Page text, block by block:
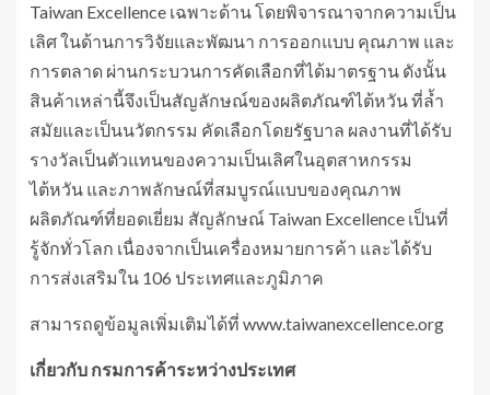
Taiwan Excellence เฉพาะด้าน โดยพิจารณาจากความเป็น
เลิศ ในด้านการวิจัยและพัฒนา การออกแบบ คุณภาพ และ
การตลาด ผ่านกระบวนการคัดเลือกที่ได้มาตรฐาน ดังนั้น
สินค้าเหล่านี้จึงเป็นสัญลักษณ์ของผลิตภัณฑ์ไต้หวัน ที่ล้ำ
สมัยและเป็นนวัตกรรม คัดเลือกโดยรัฐบาล ผลงานที่ได้รับ
รางวัลเป็นตัวแทนของความเป็นเลิศในอุตสาหกรรม
ไต้หวัน และภาพลักษณ์ที่สมบูรณ์แบบของคุณภาพ
ผลิตภัณฑ์ที่ยอดเยี่ยม สัญลักษณ์ Taiwan Excellence เป็นที่
รู้จักทั่วโลก เนื่องจากเป็นเครื่องหมายการค้า และได้รับ
การส่งเสริมใน 106 ประเทศและภูมิภาค
สามารถดูข้อมูลเพิ่มเติมได้ที่ www.taiwanexcellence.org
เกี่ยวกับ กรมการค้าระหว่างประเทศ